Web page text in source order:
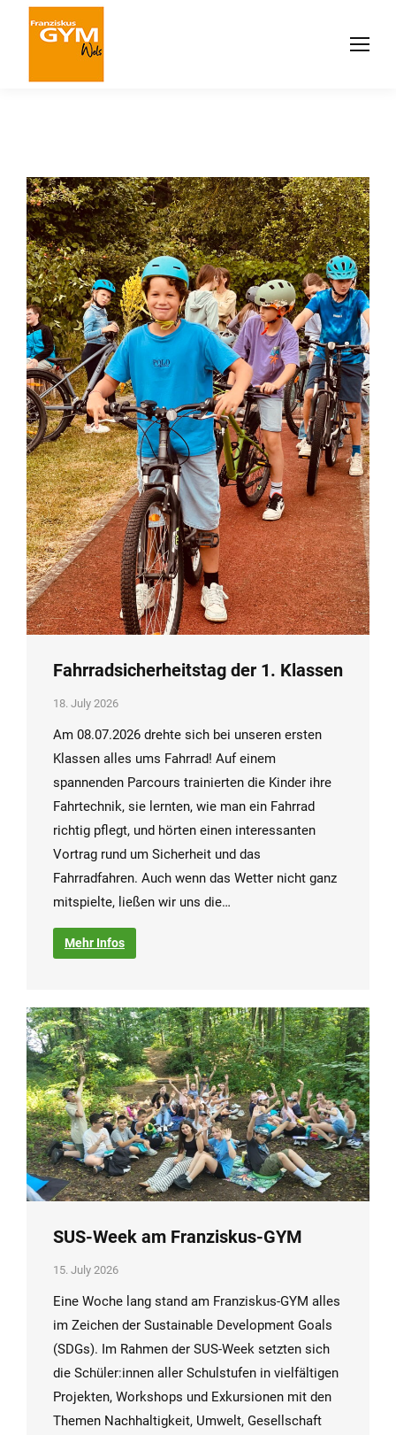
Fahrradsicherheitstag der 1. Klassen
18. July 2026
Am 08.07.2026 drehte sich bei unseren ersten
Klassen alles ums Fahrrad! Auf einem
spannenden Parcours trainierten die Kinder ihre
Fahrtechnik, sie lernten, wie man ein Fahrrad
richtig pflegt, und hörten einen interessanten
Vortrag rund um Sicherheit und das
Fahrradfahren. Auch wenn das Wetter nicht ganz
mitspielte, ließen wir uns die…
Mehr Infos
SUS-Week am Franziskus-GYM
15. July 2026
Eine Woche lang stand am Franziskus-GYM alles
im Zeichen der Sustainable Development Goals
(SDGs). Im Rahmen der SUS-Week setzten sich
die Schüler:innen aller Schulstufen in vielfältigen
Projekten, Workshops und Exkursionen mit den
Themen Nachhaltigkeit, Umwelt, Gesellschaft